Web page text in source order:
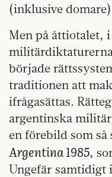
(inklusive
Men på åttiotalet,
började
traditionen att
ifrågasättas.
argentinska
en förebild som
Argentina 1985,
Ungefär samtidigt